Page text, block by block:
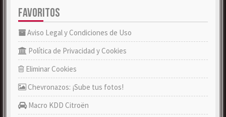
FAVORITOS
Aviso Legal y Condiciones de Uso
Política de Privacidad y Cookies
Eliminar Cookies
Chevronazos: ¡Sube tus fotos!
Macro KDD Citroën